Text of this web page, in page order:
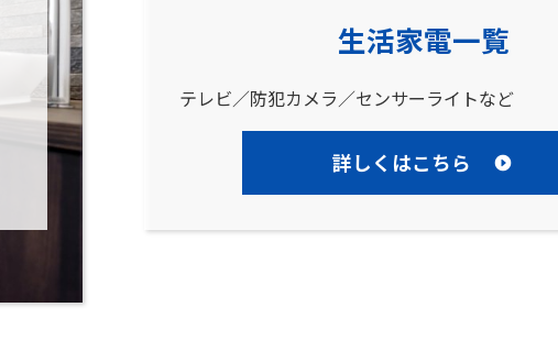
生活家電一覧
テレビ／防犯カメラ／センサーライトなど
詳しくはこちら